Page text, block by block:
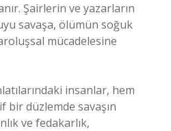
Şairlerin ve yazarların
savaşa, ölümün soğuk
mücadelesine
insanlar, hem
bir düzlemde savaşın
ve fedakarlık,